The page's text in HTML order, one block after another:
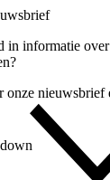
in informatie
onze nieuwsbrief